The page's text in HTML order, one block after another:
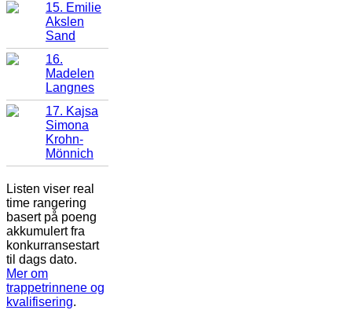
15. Emilie
Akslen
Sand
16.
Madelen
Langnes
17. Kajsa
Simona
Krohn-
Mönnich
Listen viser real
time rangering
basert på poeng
akkumulert fra
konkurransestart
til dags dato.
Mer om
trappetrinnene og
kvalifisering.